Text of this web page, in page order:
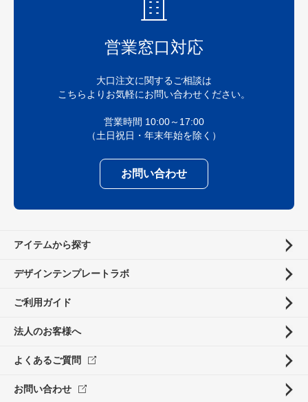
営業窓口対応
大口注文に関するご相談は
こちらよりお気軽にお問い合わせください。
営業時間 10:00～17:00
（土日祝日・年末年始を除く）
お問い合わせ
アイテムから探す
デザインテンプレートラボ
ご利用ガイド
法人のお客様へ
よくあるご質問
お問い合わせ